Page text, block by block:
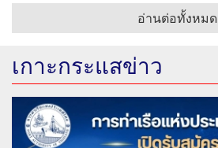
อ่านต่อทั้งหมด
เกาะกระแสข่าว